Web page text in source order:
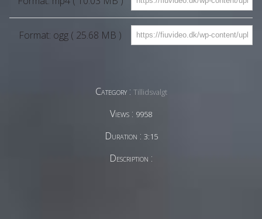
Format: ogg ( 25.68 MB )
Category : Tillidsvalgt
Views : 9958
Duration : 3:15
Description :